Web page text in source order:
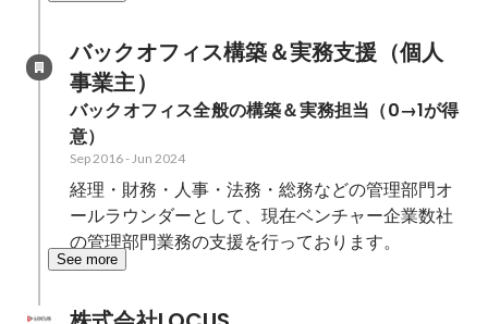
バックオフィス構築＆実務支援（個人
事業主）
バックオフィス全般の構築＆実務担当（0→1が得
意）
Sep 2016-Jun 2024
経理・財務・人事・法務・総務などの管理部門オ
ールラウンダーとして、現在ベンチャー企業数社
の管理部門業務の支援を行っております。
See more